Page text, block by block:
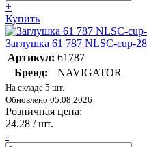
+
Купить
Заглушка 61 787 NLSC-cup-
Артикул: 61787
Бренд:
NAVIGATOR
На складе 5 шт.
Обновлено 05.08.2026
Розничная цена:
24.28 / шт.
-